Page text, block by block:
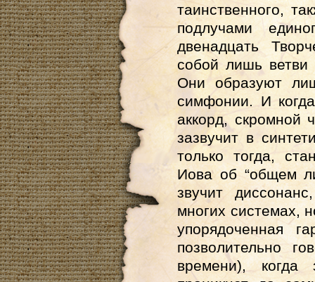
таинственного,
подлучами
двенадцать
собой лишь ветви
Они образуют
симфонии. И
аккорд, скромной
зазвучит в
только тогда,
Иова об “общем
звучит
многих системах,
упорядоченная
позволительно
времени), когда